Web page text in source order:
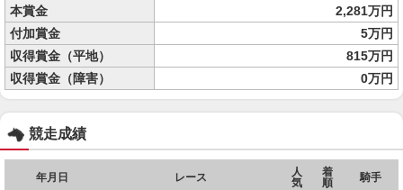
本賞金
2,281万円
付加賞金
5万円
収得賞金（平地）
815万円
収得賞金（障害）
0万円
競走成績
年月日 レース
人
気
着
順
騎手